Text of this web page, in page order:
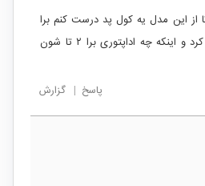
از این مدل یه کول پد درست کنم برا
لپتاپم میشه همچین کاری کرد و اینکه چه اداپتوری برا ۲ تا شون
پاسخ | گزارش